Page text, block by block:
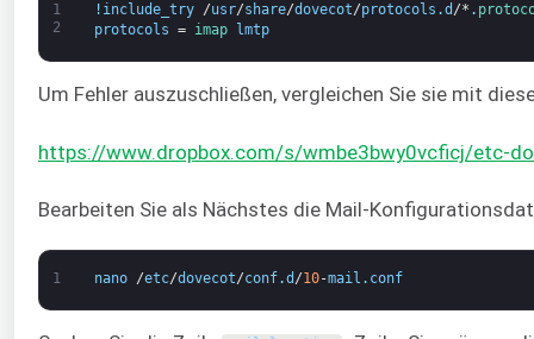
1
2
! include_try /usr/share/dovecot/protocols .d /* .
protocols = imap lmtp
Um Fehler auszuschließen, vergleichen Sie sie mit
https://www.dropbox.com/s/wmbe3bwy0vcficj/etc-
Bearbeiten Sie als Nächstes die Mail-
1 nano /etc/dovecot/conf.d /10-mail . conf